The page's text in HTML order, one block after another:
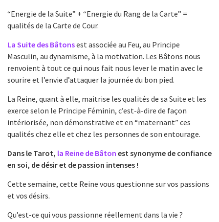
“Energie de la Suite” + “Energie du Rang de la Carte” =
qualités de la Carte de Cour.
La Suite des Bâtonsest associée au Feu, au Principe
Masculin, au dynamisme, à la motivation. Les Bâtons nous
renvoient à tout ce qui nous fait nous lever le matin avec le
sourire et l’envie d’attaquer la journée du bon pied.
La Reine, quant à elle, maitrise les qualités de sa Suite et les
exerce selon le Principe Féminin, c’est-à-dire de façon
intériorisée, non démonstrative et en “maternant” ces
qualités chez elle et chez les personnes de son entourage.
Dans le Tarot, la Reine de Bâton est synonyme de confiance
en soi, de désir et de passion intenses !
Cette semaine, cette Reine vous questionne sur vos passions
et vos désirs.
Qu’est-ce qui vous passionne réellement dans la vie ?